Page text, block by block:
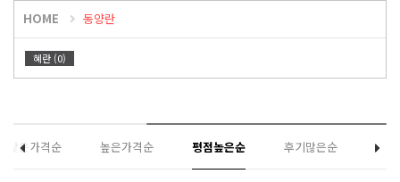
HOME 동양란
혜란 (0)
낮은가격순 높은가격순 평점높은순 후기많은순